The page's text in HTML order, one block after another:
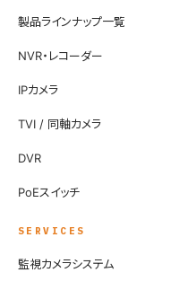
製品ラインナップ一覧
NVR・レコーダー
IPカメラ
TVI / 同軸カメラ
DVR
PoEスイッチ
SERVICES
監視カメラシステム